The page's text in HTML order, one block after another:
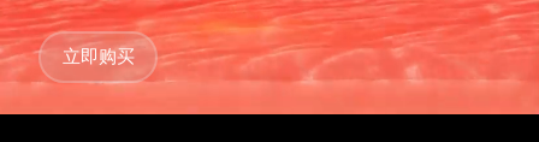
立即购买
热门产品
西班牙 预计送达日期